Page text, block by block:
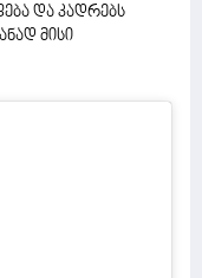
და კადრებს
მისი